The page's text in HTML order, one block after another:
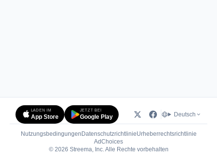
LADEN IM
App Store
JETZT BEI
Google Play Deutsch
Nutzungsbedingungen DatenschutzrichtlinieUrheberrechtsrichtlinie
AdChoices(öffnet in neuem Tab)
© 2026 Streema, Inc. Alle Rechte vorbehalten